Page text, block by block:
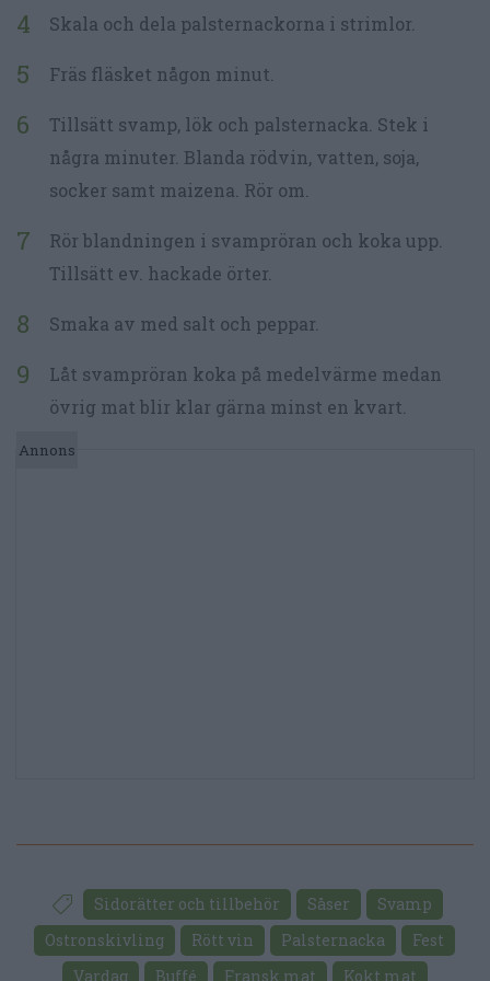
Skala och dela palsternackorna i strimlor.
Fräs fläsket någon minut.
Tillsätt svamp, lök och palsternacka. Stek i
några minuter. Blanda rödvin, vatten, soja,
socker samt maizena. Rör om.
Rör blandningen i svampröran och koka upp.
Tillsätt ev. hackade örter.
Smaka av med salt och peppar.
Låt svampröran koka på medelvärme medan
övrig mat blir klar gärna minst en kvart.
Sidorätter och tillbehör Såser
Svamp
Ostronskivling
Rött vin Palsternacka
Fest
Vardag
Buffé Fransk mat Kokt mat